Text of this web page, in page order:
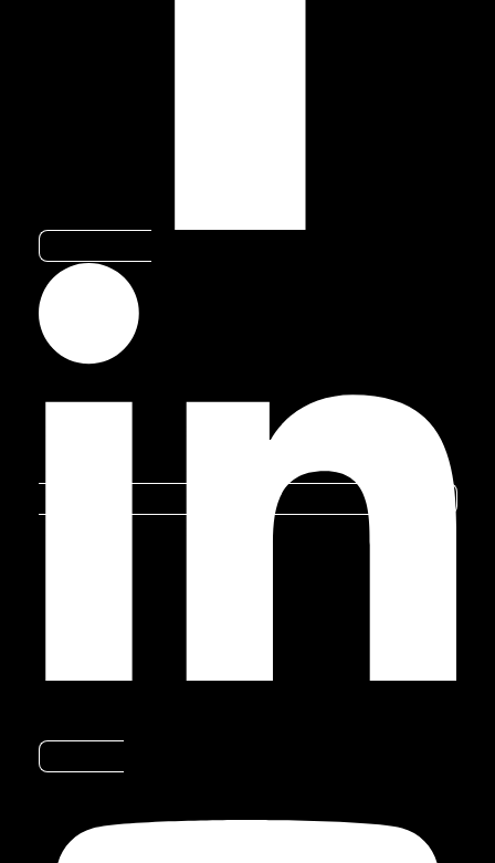
Linkedin-in
Youtube
amantes de praia, Guarujá, Ilhabela,
Ubatuba, Angra dos Reis, Mangaratiba
e Paraty são paradas obrigatórias
nessa road trip.
Além disso, você vai poder contemplar
os cartões-postais Serra do Mar e
Oceano Atlântico durante seu
Ilhabela-